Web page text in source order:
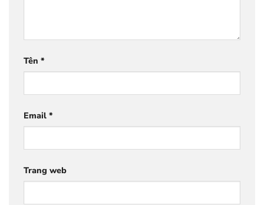
Tên *
Email *
Trang web